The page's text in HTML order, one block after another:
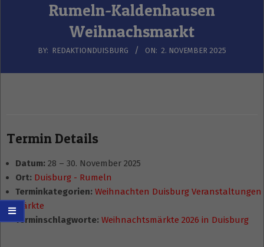
Rumeln-Kaldenhausen
Weihnachsmarkt
BY: REDAKTIONDUISBURG ON: 2. NOVEMBER 2025
Termin Details
Datum: 28 – 30. November 2025
Ort: Duisburg - Rumeln
Terminkategorien: Weihnachten Duisburg Veranstaltungen
Märkte
Terminschlagworte: Weihnachtsmärkte 2026 in Duisburg